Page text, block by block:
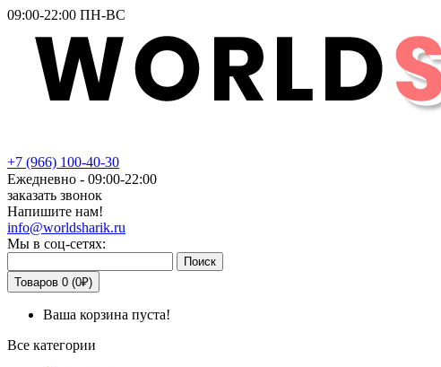
09:00-22:00 ПН-ВС
+7 (966) 100-40-30
Ежедневно - 09:00-22:00
заказать звонок
Напишите нам!
info@worldsharik.ru
Мы в соц-сетях:
Поиск
Товаров 0 (0₽)
Ваша корзина пуста!
Все категории